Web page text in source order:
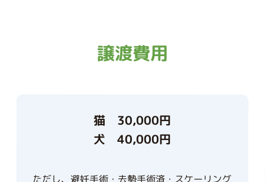
譲渡費用
猫 30,000円
犬 40,000円
ただし、避妊手術・去勢手術済・スケーリング